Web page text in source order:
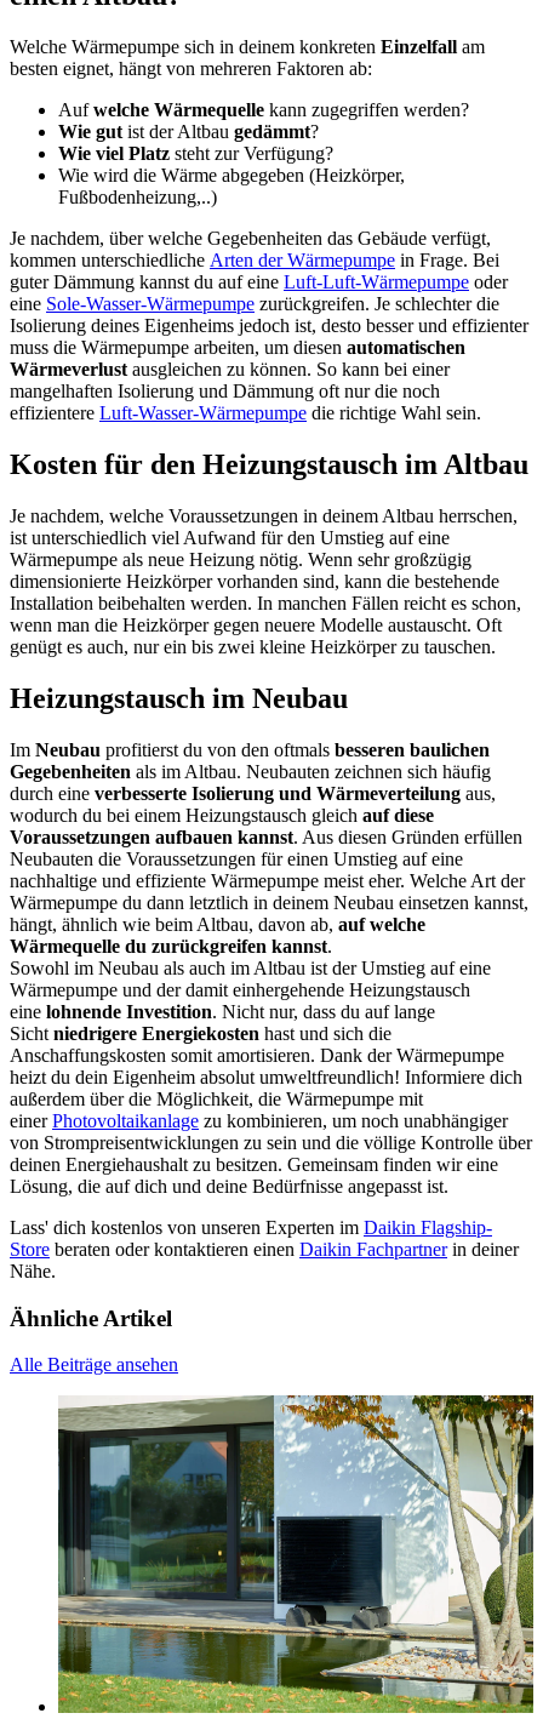
Welche Wärmepumpe sich in deinem konkreten Einzelfall am
besten eignet, hängt von mehreren Faktoren ab:
Aufwelche Wärmequelle kann zugegriffen werden?
Wie gut ist der Altbau gedämmt?
Wie viel Platz steht zur Verfügung?
Wie wird die Wärme abgegeben (Heizkörper,
Fußbodenheizung,..)
Je nachdem, über welche Gegebenheiten das Gebäude verfügt,
kommen unterschiedliche Arten der Wärmepumpe in Frage. Bei
guter Dämmung kannst du auf eine Luft-Luft-Wärmepumpe oder
eine Sole-Wasser-Wärmepumpe zurückgreifen. Je schlechter die
Isolierung deines Eigenheims jedoch ist, desto besser und effizienter
muss die Wärmepumpe arbeiten, um diesen automatischen
Wärmeverlust ausgleichen zu können. So kann bei einer
mangelhaften Isolierung und Dämmung oft nur die noch
effizientere Luft-Wasser-Wärmepumpe die richtige Wahl sein.
Kosten für den Heizungstausch im Altbau
Je nachdem, welche Voraussetzungen in deinem Altbau herrschen,
ist unterschiedlich viel Aufwand für den Umstieg auf eine
Wärmepumpe als neue Heizung nötig. Wenn sehr großzügig
dimensionierte Heizkörper vorhanden sind, kann die bestehende
Installation beibehalten werden. In manchen Fällen reicht es schon,
wenn man die Heizkörper gegen neuere Modelle austauscht. Oft
genügt es auch, nur ein bis zwei kleine Heizkörper zu tauschen.
Heizungstausch im Neubau
Im Neubau profitierst du von den oftmals besseren baulichen
Gegebenheiten als im Altbau. Neubauten zeichnen sich häufig
durch eine verbesserte Isolierung und Wärmeverteilung aus,
wodurch du bei einem Heizungstausch gleich auf diese
Voraussetzungen aufbauen kannst. Aus diesen Gründen erfüllen
Neubauten die Voraussetzungen für einen Umstieg auf eine
nachhaltige und effiziente Wärmepumpe meist eher. Welche Art der
Wärmepumpe du dann letztlich in deinem Neubau einsetzen kannst,
hängt, ähnlich wie beim Altbau, davon ab, auf welche
Wärmequelle du zurückgreifen kannst.
Sowohl im Neubau als auch im Altbau ist der Umstieg auf eine
Wärmepumpe und der damit einhergehende Heizungstausch
eine lohnende Investition. Nicht nur, dass du auf lange
Sicht niedrigere Energiekosten hast und sich die
Anschaffungskosten somit amortisieren. Dank der Wärmepumpe
heizt du dein Eigenheim absolut umweltfreundlich! Informiere dich
außerdem über die Möglichkeit, die Wärmepumpe mit
einerPhotovoltaikanlage zu kombinieren, um noch unabhängiger
von Strompreisentwicklungen zu sein und die völlige Kontrolle über
deinen Energiehaushalt zu besitzen. Gemeinsam finden wir eine
Lösung, die auf dich und deine Bedürfnisse angepasst ist.
Lass' dich kostenlos von unseren Experten im Daikin Flagship-
Store beraten oder kontaktieren einen Daikin Fachpartnerin deiner
Nähe.
Ähnliche Artikel
Alle Beiträge ansehen